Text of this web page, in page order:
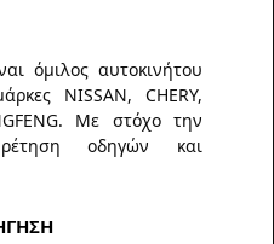
όμιλος αυτοκινήτου
NISSAN, CHERY,
Με στόχο την
οδηγών και